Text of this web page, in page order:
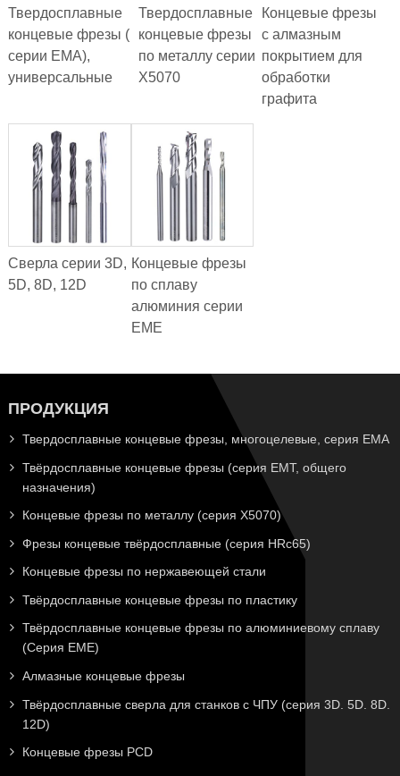
Твердосплавные
концевые фрезы (
серии EMA),
универсальные
Твердосплавные
концевые фрезы
по металлу серии
X5070
Концевые фрезы
с алмазным
покрытием для
обработки
графита
Сверла серии 3D,
5D, 8D, 12D
Концевые фрезы
по сплаву
алюминия серии
EME
ПРОДУКЦИЯ
Твердосплавные концевые фрезы, многоцелевые, серия EMA
Твёрдосплавные концевые фрезы (серия EMT, общего
назначения)
Концевые фрезы по металлу (серия X5070)
Фрезы концевые твёрдосплавные (серия HRc65)
Концевые фрезы по нержавеющей стали
Твёрдосплавные концевые фрезы по пластику
Твёрдосплавные концевые фрезы по алюминиевому сплаву
(Серия EME)
Алмазные концевые фрезы
Твёрдосплавные сверла для станков с ЧПУ (серия 3D. 5D. 8D.
12D)
Концевые фрезы PCD